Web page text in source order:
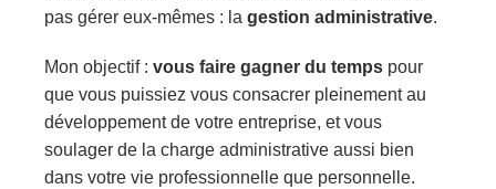
pas gérer eux-mêmes : la gestion administrative.
Mon objectif : vous faire gagner du temps pour
que vous puissiez vous consacrer pleinement au
développement de votre entreprise, et vous
soulager de la charge administrative aussi bien
dans votre vie professionnelle que personnelle.